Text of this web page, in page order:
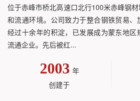
位于赤峰市桥北高速口北行100米赤峰钢
和流通环境。公司致力于整合钢铁贸易、
经过十余年的积淀，已发展成为蒙东地
流通企业。先后被红...
2003 年
创建于